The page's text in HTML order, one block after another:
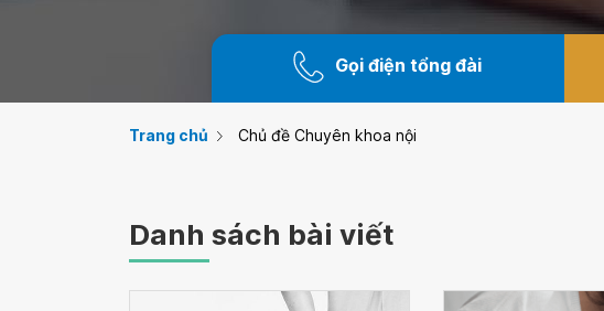
Gọi điện tổng đài
Trang chủ Chủ đề Chuyên khoa nội
Danh sách bài viết